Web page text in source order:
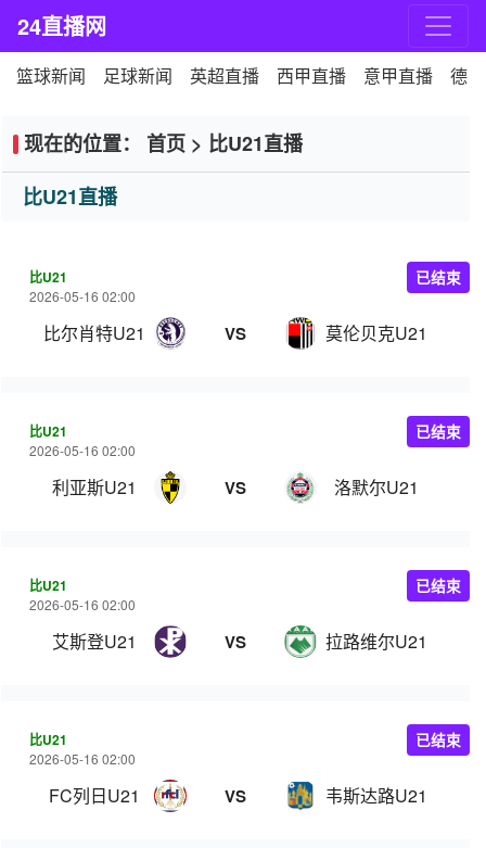
24直播网
篮球新闻 足球新闻 英超直播 西甲直播 意甲直播 德
现在的位置： 首页 > 比U21直播
比U21直播
比U21
2026-05-16 02:00
比尔肖特U21 VS 莫伦贝克U21
已结束
比U21
2026-05-16 02:00
利亚斯U21 VS 洛默尔U21
已结束
比U21
2026-05-16 02:00
艾斯登U21 VS 拉路维尔U21
已结束
比U21
2026-05-16 02:00
FC列日U21 VS 韦斯达路U21
已结束